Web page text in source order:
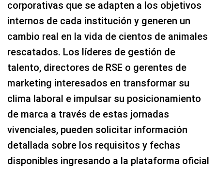
corporativas que se adapten a los objetivos
internos de cada institución y generen un
cambio real en la vida de cientos de animales
rescatados. Los líderes de gestión de
talento, directores de RSE o gerentes de
marketing interesados en transformar su
clima laboral e impulsar su posicionamiento
de marca a través de estas jornadas
vivenciales, pueden solicitar información
detallada sobre los requisitos y fechas
disponibles ingresando a la plataforma oficial